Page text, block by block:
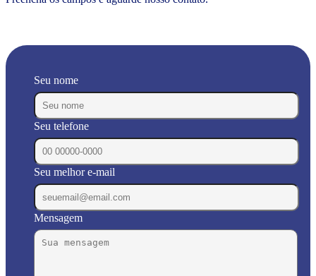
Seu nome
Seu telefone
Seu melhor e-mail
Mensagem